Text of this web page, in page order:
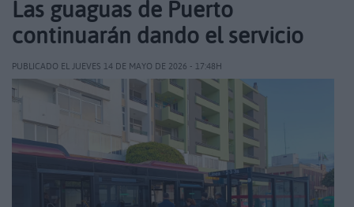
Las guaguas de Puerto
continuarán dando el servicio
PUBLICADO EL JUEVES 14 DE MAYO DE 2026 - 17:48H